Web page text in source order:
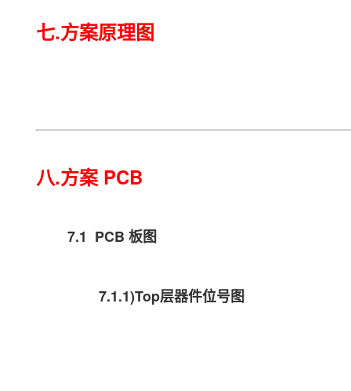
七.方案原理图
八.方案 PCB
7.1 PCB 板图
7.1.1)Top层器件位号图